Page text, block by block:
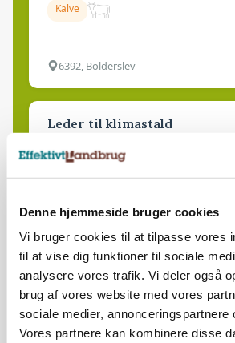
Denne hjemmeside bruger cookies
Vi bruger cookies til at tilpasse vores
til at vise dig funktioner til sociale
analysere vores trafik. Vi deler også
brug af vores website med vores
sociale medier, annonceringspartnere
Vores partnere kan kombinere disse
Kalve
6392, Bolderslev
Leder til klimastald
Klimastald
9670, Løgstør